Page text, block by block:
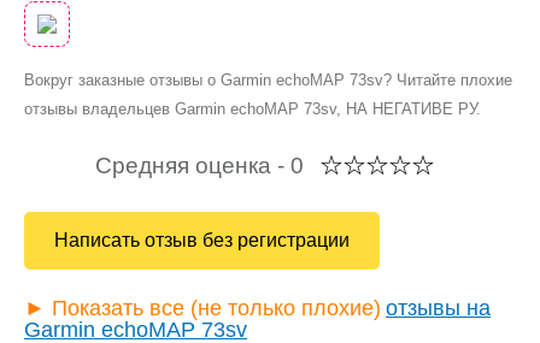
Вокруг заказные отзывы о Garmin echoMAP 73sv? Читайте плохие
отзывы владельцев Garmin echoMAP 73sv, НА НЕГАТИВЕ РУ.
Средняя оценка - 0
Написать отзыв без регистрации
► Показать все (не только плохие) отзывы на
Garmin echoMAP 73sv